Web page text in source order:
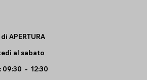
APERTURA
al sabato
09:30 - 12:30